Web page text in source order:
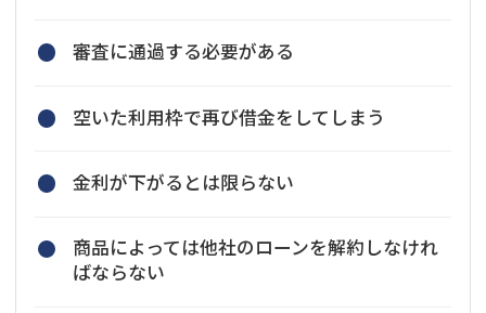
審査に通過する必要がある
空いた利用枠で再び借金をしてしまう
金利が下がるとは限らない
商品によっては他社のローンを解約しなけれ
ばならない